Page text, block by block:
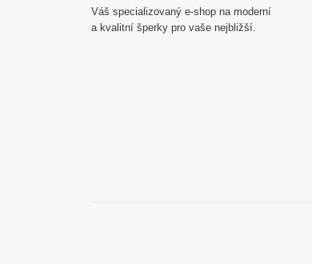
Váš specializovaný e-shop na moderní
a kvalitní šperky pro vaše nejbližší.